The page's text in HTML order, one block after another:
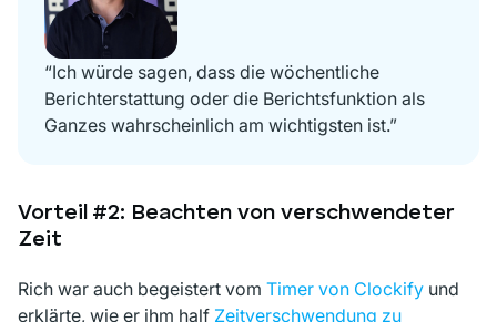
“Ich würde sagen, dass die wöchentliche
Berichterstattung oder die Berichtsfunktion als
Ganzes wahrscheinlich am wichtigsten ist.”
Vorteil #2: Beachten von verschwendeter
Zeit
Rich war auch begeistert vom Timer von Clockify und
erklärte, wie er ihm half Zeitverschwendung zu